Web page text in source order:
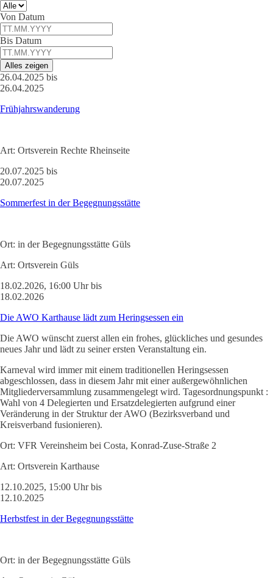
Von Datum
Bis Datum
Alles zeigen
26.04.2025 bis
26.04.2025
Frühjahrswanderung
Art: Ortsverein Rechte Rheinseite
20.07.2025 bis
20.07.2025
Sommerfest in der Begegnungsstätte
Ort: in der Begegnungsstätte Güls
Art: Ortsverein Güls
18.02.2026, 16:00 Uhr bis
18.02.2026
Die AWO Karthause lädt zum Heringsessen ein
Die AWO wünscht zuerst allen ein frohes, glückliches und gesundes
neues Jahr und lädt zu seiner ersten Veranstaltung ein.
Karneval wird immer mit einem traditionellen Heringsessen
abgeschlossen, dass in diesem Jahr mit einer außergewöhnlichen
Mitgliederversammlung zusammengelegt wird. Tagesordnungspunkt :
Wahl von 4 Delegierten und Ersatzdelegierten aufgrund einer
Veränderung in der Struktur der AWO (Bezirksverband und
Kreisverband fusionieren).
Ort: VFR Vereinsheim bei Costa, Konrad-Zuse-Straße 2
Art: Ortsverein Karthause
12.10.2025, 15:00 Uhr bis
12.10.2025
Herbstfest in der Begegnungsstätte
Ort: in der Begegnungsstätte Güls